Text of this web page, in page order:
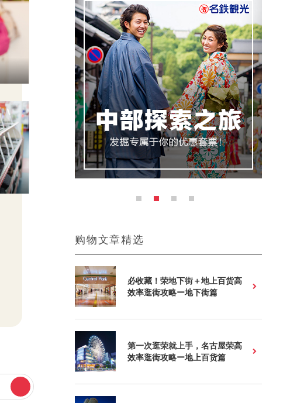
购物文章精选
必收藏！荣地下街＋地上百货高
效率逛街攻略ー地下街篇
第一次逛荣就上手，名古屋荣高
效率逛街攻略ー地上百货篇